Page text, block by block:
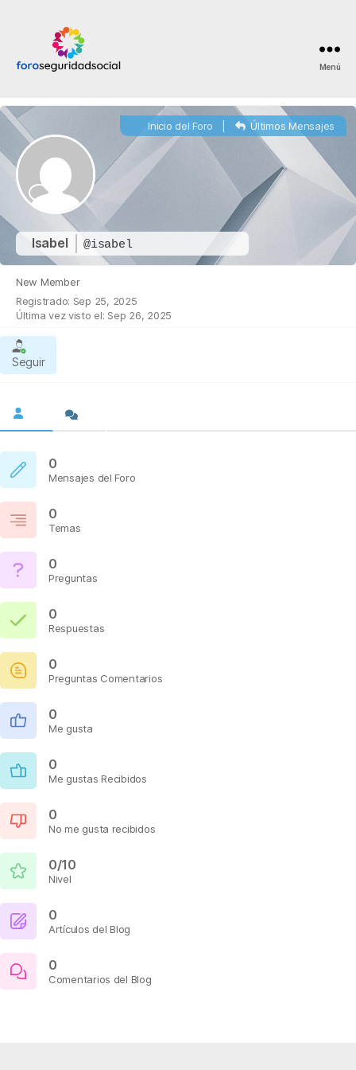
Social
Menú
Isabel @isabel
Inicio del Foro Últimos Mensajes
New Member
Registrado: Sep 25, 2025
Última vez visto el: Sep 26, 2025
Seguir
0
Mensajes del Foro
0
Temas
0
Preguntas
0
Respuestas
0
Preguntas Comentarios
0
Me gusta
0
Me gustas Recibidos
0
No me gusta recibidos
0/10
Nivel
0
Artículos del Blog
0
Comentarios del Blog